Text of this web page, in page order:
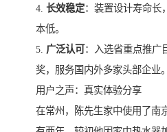
4. 长效稳定：装置设计寿命长
本低。
5. 广泛认可 ：入选省重点推广
奖，服务国内外多家头部企业。
用户之声：真实体验分享
在常州，陈先生家中使用了南